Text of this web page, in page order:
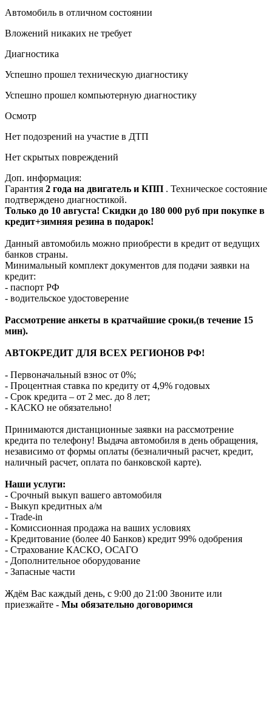
Автомобиль в отличном состоянии
Вложений никаких не требует
Диагностика
Успешно прошел техническую диагностику
Успешно прошел компьютерную диагностику
Осмотр
Нет подозрений на участие в ДТП
Нет скрытых повреждений
Доп. информация:
Гарантия 2 года на двигатель и КПП . Техническое состояние
подтверждено диагностикой.
Только до 10 августа! Скидки до 180 000 руб при покупке в
кредит+зимняя резина в подарок!
Данный автомобиль можно приобрести в кредит от ведущих
банков страны.
Минимальный комплект документов для подачи заявки на
кредит:
- паспорт РФ
- водительское удостоверение
Рассмотрение анкеты в кратчайшие сроки,(в течение 15
мин).
АВТОКРЕДИТ ДЛЯ ВСЕХ РЕГИОНОВ РФ!
- Первоначальный взнос от 0%;
- Процентная ставка по кредиту от 4,9% годовых
- Срок кредита – от 2 мес. до 8 лет;
- КАСКО не обязательно!
Принимаются дистанционные заявки на рассмотрение
кредита по телефону! Выдача автомобиля в день обращения,
независимо от формы оплаты (безналичный расчет, кредит,
наличный расчет, оплата по банковской карте).
Наши услуги:
- Срочный выкуп вашего автомобиля
- Выкуп кредитных а/м
- Trade-in
- Комиссионная продажа на ваших условиях
- Кредитование (более 40 Банков) кредит 99% одобрения
- Страхование КАСКО, ОСАГО
- Дополнительное оборудование
- Запасные части
Ждём Вас каждый день, с 9:00 до 21:00 Звоните или
приезжайте - Мы обязательно договоримся